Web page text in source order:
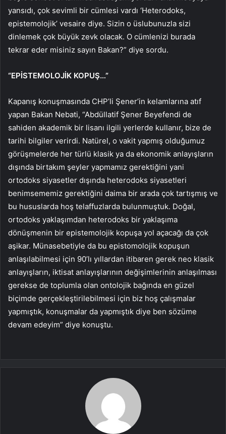
yansıdı, çok sevimli bir cümlesi vardı ‘Heterodoks,
epistemolojik’ vesaire diye. Sizin o üslubunuzla sizi
dinlemek çok büyük zevk olacak. O cümlenizi burada
tekrar eder misiniz sayın Bakan?” diye sordu.
“EPİSTEMOLOJİK KOPUŞ…”
Kapanış konuşmasında CHP’li Şener’in kelamlarına atıf
yapan Bakan Nebati, “Abdüllatif Şener Beyefendi de
sahiden akademik bir lisanı ilgili yerlerde kullanır, bize de
tarihi bilgiler verirdi. Natürel, o vakit yapmış olduğumuz
görüşmelerde her türlü klasik ya da ekonomik anlayışların
dışında birtakım şeyler yapmamız gerektiğini yani
ortodoks siyasetler dışında heterodoks siyasetleri
benimsememiz gerektiğini daima bir arada çok tartışmış ve
bu hususlarda hoş telaffuzlarda bulunmuştuk. Doğal,
ortodoks yaklaşımdan heterodoks bir yaklaşıma
dönüşmenin bir epistemolojik kopuşa yol açacağı da çok
aşikar. Münasebetiyle da bu epistomolojik kopuşun
anlaşılabilmesi için 90’lı yıllardan itibaren gerek neo klasik
anlayışların, iktisat anlayışlarının değişimlerinin anlaşılması
gerekse de toplumla olan ontolojik bağında en güzel
biçimde gerçekleştirilebilmesi için biz hoş çalışmalar
yapmıştık, konuşmalar da yapmıştık diye ben sözüme
devam edeyim” diye konuştu.